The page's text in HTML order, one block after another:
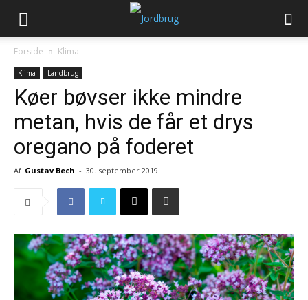
Forside Klima
Klima Landbrug
Køer bøvser ikke mindre
metan, hvis de får et drys
oregano på foderet
Af Gustav Bech - 30. september 2019